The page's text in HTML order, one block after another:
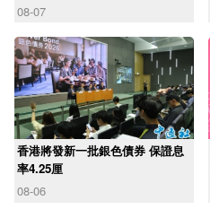
08-07
香港將發新一批銀色債券 保證息
率4.25厘
08-06